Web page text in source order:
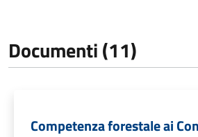
Documenti (11)
Competenza forestale ai